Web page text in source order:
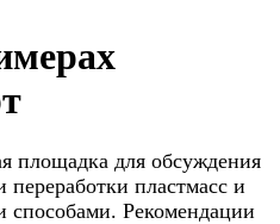
площадка для обсуждения
переработки пластмасс и
способами. Рекомендации